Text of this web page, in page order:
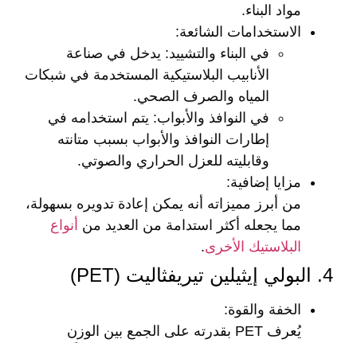
مواد البناء.
الاستخدامات الشائعة:
في البناء والتشييد: يدخل في صناعة
الأنابيب البلاستيكية المستخدمة في شبكات
المياه والصرف الصحي.
في النوافذ والأبواب: يتم استخدامه في
إطارات النوافذ والأبواب بسبب متانته
وقابليته للعزل الحراري والصوتي.
مزايا إضافية:
من أبرز مميزاته أنه يمكن إعادة تدويره بسهولة،
مما يجعله أكثر استدامة من العديد من أنواع
البلاستيك الأخرى.
4. البولي إيثيلين تيريفثاليت (PET)
الخفة والقوة:
يُعرف PET بقدرته على الجمع بين الوزن